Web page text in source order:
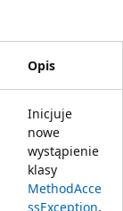
Opis
Inicjuje
nowe
wystąpienie
klasy
MethodAcce
ssException,